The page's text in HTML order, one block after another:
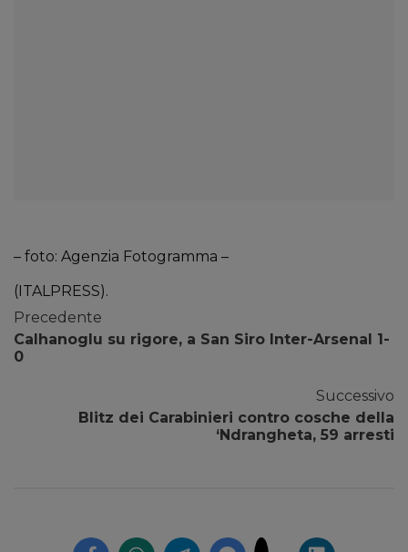
– foto: Agenzia Fotogramma –
(ITALPRESS).
Precedente
Calhanoglu su rigore, a San Siro Inter-Arsenal 1-
0
Successivo
Blitz dei Carabinieri contro cosche della
‘Ndrangheta, 59 arresti